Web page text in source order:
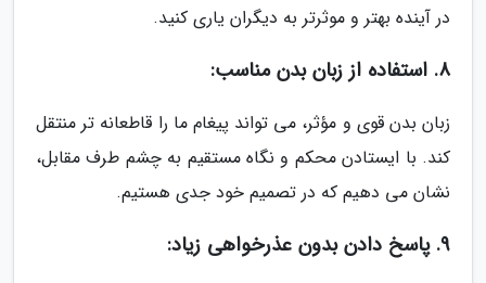
در آینده بهتر و موثرتر به دیگران یاری کنید.
8. استفاده از زبان بدن مناسب:
زبان بدن قوی و مؤثر، می تواند پیغام ما را قاطعانه تر منتقل
کند. با ایستادن محکم و نگاه مستقیم به چشم طرف مقابل،
نشان می دهیم که در تصمیم خود جدی هستیم.
9. پاسخ دادن بدون عذرخواهی زیاد: